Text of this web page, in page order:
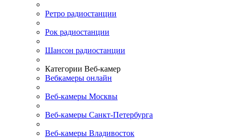
Ретро радиостанции
Рок радиостанции
Шансон радиостанции
Категории Веб-камер
Вебкамеры онлайн
Веб-камеры Москвы
Веб-камеры Санкт-Петербурга
Веб-камеры Владивосток